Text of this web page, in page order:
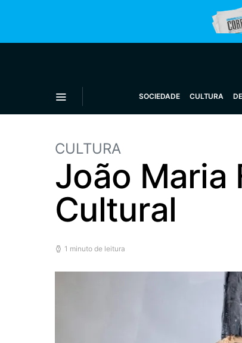
SOCIEDADE CULTURA
CULTURA
João Maria
Cultural
1 minuto de leitura